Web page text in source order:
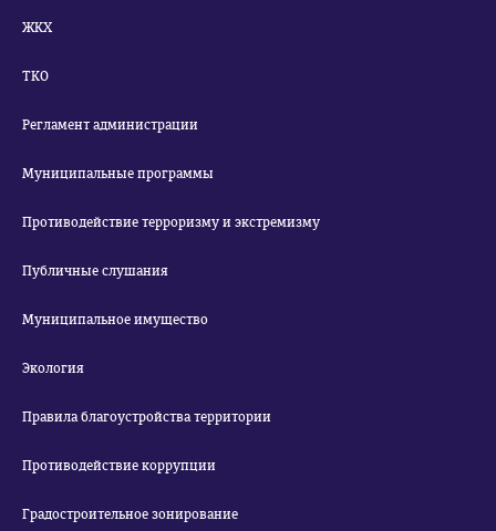
ЖКХ
ТКО
Регламент администрации
Муниципальные программы
Противодействие терроризму и экстремизму
Публичные слушания
Муниципальное имущество
Экология
Правила благоустройства территории
Противодействие коррупции
Градостроительное зонирование